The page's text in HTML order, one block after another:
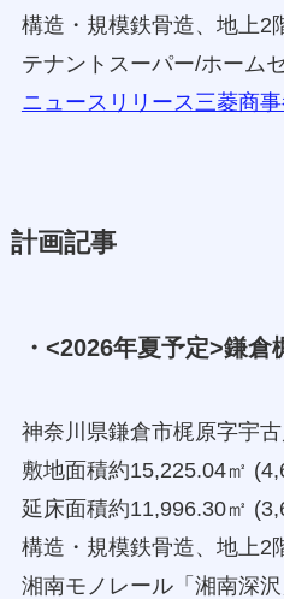
構造・規模鉄骨造、地上2
テナントスーパー/ホーム
ニュースリリース三菱商
計画記事
・<2026年夏予定>鎌
神奈川県鎌倉市梶原字宇
敷地面積約15,225.04㎡
延床面積約11,996.30㎡
構造・規模鉄骨造、地上2
湘南モノレール「湘南深